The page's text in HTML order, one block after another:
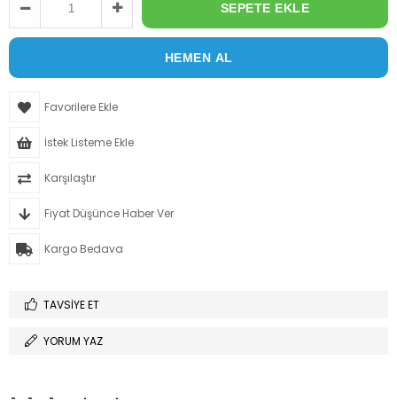
Favorilere Ekle
İstek Listeme Ekle
Karşılaştır
Fiyat Düşünce Haber Ver
Kargo Bedava
TAVSIYE ET
YORUM YAZ